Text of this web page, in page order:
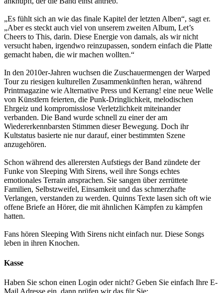
„Es fühlt sich an wie das finale Kapitel der letzten Alben“, sagt er.
„Aber es steckt auch viel von unserem zweiten Album, Let’s
Cheers to This, darin. Diese Energie von damals, als wir nicht
versucht haben, irgendwo reinzupassen, sondern einfach die Platte
gemacht haben, die wir machen wollten.“
In den 2010er-Jahren wuchsen die Zuschauermengen der Warped
Tour zu riesigen kulturellen Zusammenkünften heran, während
Printmagazine wie Alternative Press und Kerrang! eine neue Welle
von Künstlern feierten, die Punk-Dringlichkeit, melodischen
Ehrgeiz und kompromisslose Verletzlichkeit miteinander
verbanden. Die Band wurde schnell zu einer der am
Wiedererkennbarsten Stimmen dieser Bewegung. Doch ihr
Kultstatus basierte nie nur darauf, einer bestimmten Szene
anzugehören.
Schon während des allerersten Aufstiegs der Band zündete der
Funke von Sleeping With Sirens, weil ihre Songs echtes
emotionales Terrain ansprachen. Sie sangen über zerrüttete
Familien, Selbstzweifel, Einsamkeit und das schmerzhafte
Verlangen, verstanden zu werden. Quinns Texte lasen sich oft wie
offene Briefe an Hörer, die mit ähnlichen Kämpfen zu kämpfen
hatten.
Fans hören Sleeping With Sirens nicht einfach nur. Diese Songs
leben in ihren Knochen.
Kasse
Haben Sie schon einen Login oder nicht? Geben Sie einfach Ihre E-
Mail Adresse ein, dann prüfen wir das für Sie: